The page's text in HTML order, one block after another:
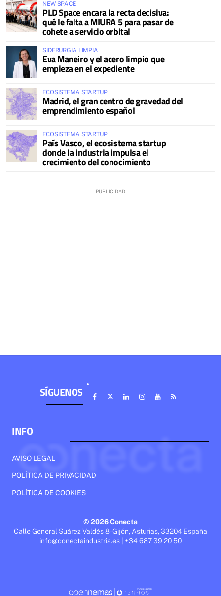
NEW SPACE
PLD Space encara la recta decisiva:
qué le falta a MIURA 5 para pasar de
cohete a servicio orbital
SIDERURGIA LIMPIA
Eva Maneiro y el acero limpio que
empieza en el expediente
ECOSISTEMA STARTUP
Madrid, el gran centro de gravedad del
emprendimiento español
ECOSISTEMA STARTUP
País Vasco, el ecosistema startup
donde la industria impulsa el
crecimiento del conocimiento
SÍGUENOS
INFO
AVISO LEGAL
POLÍTICA DE PRIVACIDAD
POLÍTICA DE COOKIES
© 2026 Conecta
Calle General Suárez Valdés 8 - Gijón, Asturias, 33204 España
info@conectaindustria.es | +34 687 39 20 50